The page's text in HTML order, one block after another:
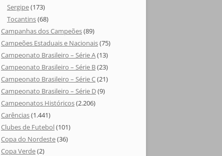
Sergipe(173)
Tocantins(68)
Campanhas dos Campeões(89)
Campeões Estaduais e Nacionais(75)
Campeonato Brasileiro – Série A(13)
Campeonato Brasileiro – Série B(23)
Campeonato Brasileiro – Série C(21)
Campeonato Brasileiro – Série D(9)
Campeonatos Históricos(2.206)
Carências(1.441)
Clubes de Futebol(101)
Copa do Nordeste(36)
Copa Verde(2)